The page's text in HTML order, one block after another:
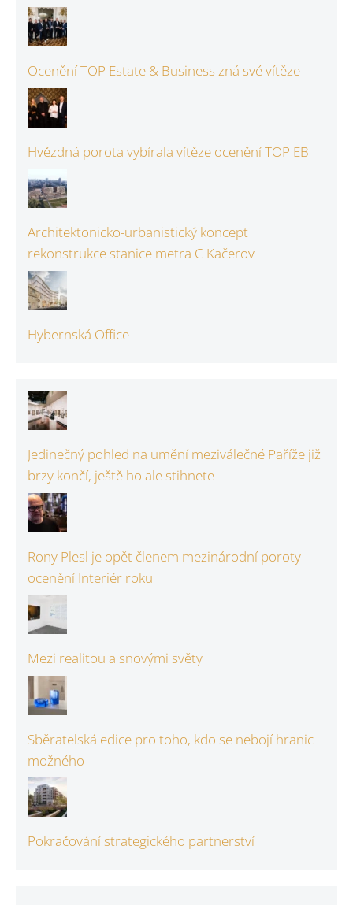
Ocenění TOP Estate & Business zná své vítěze
Hvězdná porota vybírala vítěze ocenění TOP EB
Architektonicko-urbanistický koncept
rekonstrukce stanice metra C Kačerov
Hybernská Office
Jedinečný pohled na umění meziválečné Paříže již
brzy končí, ještě ho ale stihnete
Rony Plesl je opět členem mezinárodní poroty
ocenění Interiér roku
Mezi realitou a snovými světy
Sběratelská edice pro toho, kdo se nebojí hranic
možného
Pokračování strategického partnerství